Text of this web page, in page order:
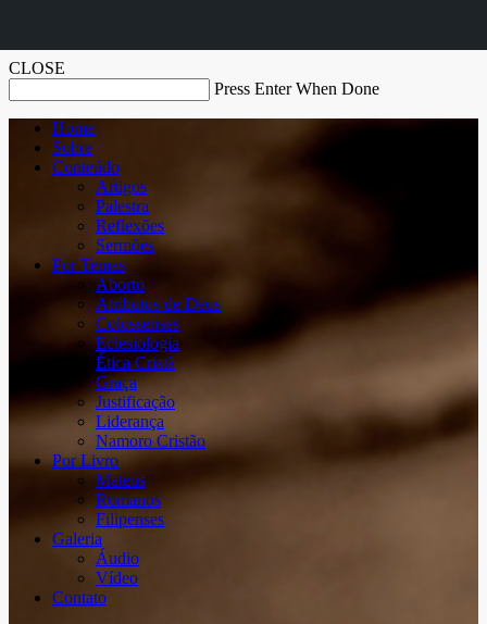
CLOSE
Press Enter When Done
Home
Sobre
Conteúdo
Artigos
Palestra
Reflexões
Sermões
Por Temas
Aborto
Atributos de Deus
Colossenses
Eclesiologia
Ética Cristã
Graça
Justificação
Liderança
Namoro Cristão
Por Livro
Mateus
Romanos
Filipenses
Galeria
Áudio
Vídeo
Contato